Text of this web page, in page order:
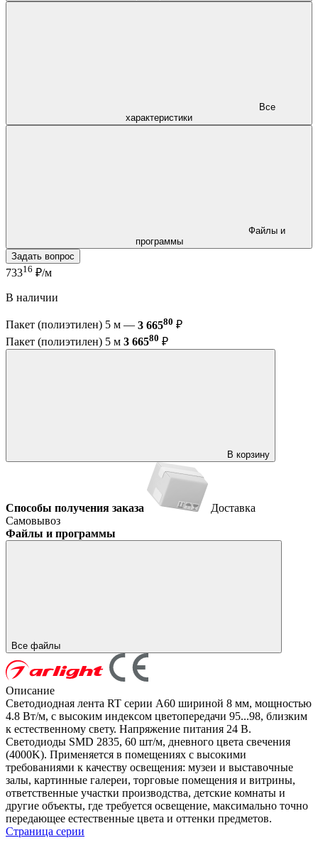
характеристики
программы
Задать вопрос
73316 ₽/м
В наличии
Пакет (полиэтилен) 5 м — 3 66580 ₽
Пакет (полиэтилен) 5 м 3 66580 ₽
В корзину
Способы получения заказа
Доставка
Самовывоз
Файлы и программы
Все файлы
Описание
Светодиодная лента RT серии A60 шириной 8 мм, мощностью
4.8 Вт/м, с высоким индексом цветопередачи 95...98, близким
к естественному свету. Напряжение питания 24 В.
Светодиоды SMD 2835, 60 шт/м, дневного цвета свечения
(4000K). Применяется в помещениях с высокими
требованиями к качеству освещения: музеи и выставочные
залы, картинные галереи, торговые помещения и витрины,
ответственные участки производства, детские комнаты и
другие объекты, где требуется освещение, максимально точно
передающее естественные цвета и оттенки предметов.
Страница серии